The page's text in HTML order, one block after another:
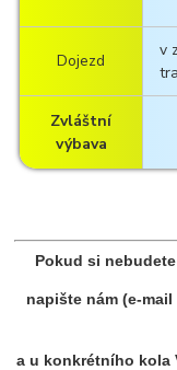
Dojezd
v
Zvláštní
výbava
Pokud si
napište nám (e-
a u konkrétního kola